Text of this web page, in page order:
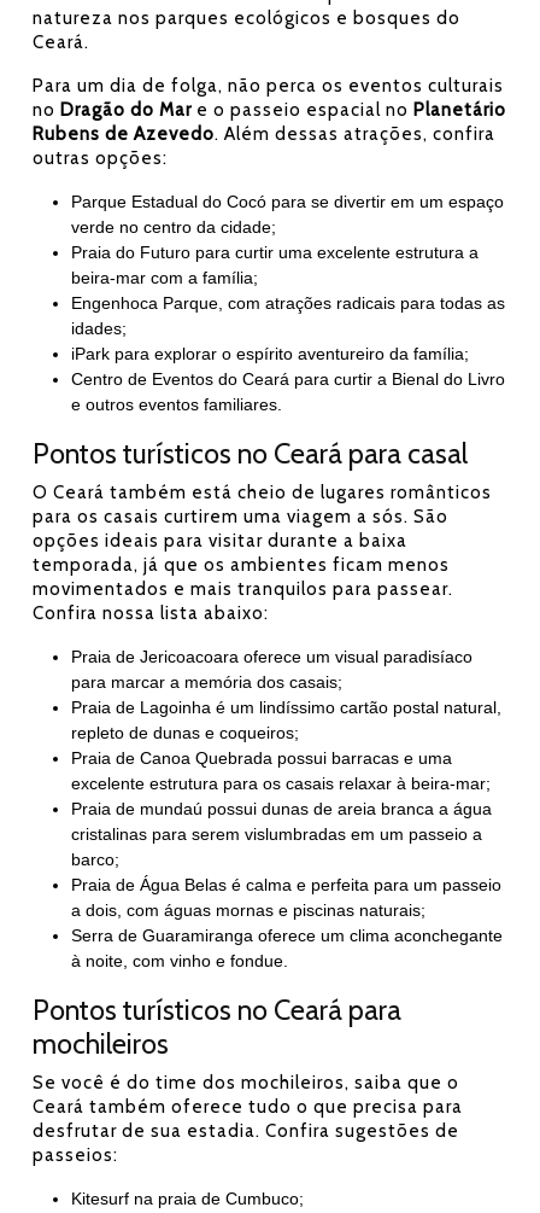
natureza nos parques ecológicos e bosques do
Ceará.
Para um dia de folga, não perca os eventos culturais
no Dragão do Mar e o passeio espacial no Planetário
Rubens de Azevedo. Além dessas atrações, confira
outras opções:
Parque Estadual do Cocó para se divertir em um espaço
verde no centro da cidade;
Praia do Futuro para curtir uma excelente estrutura a
beira-mar com a família;
Engenhoca Parque, com atrações radicais para todas as
idades;
iPark para explorar o espírito aventureiro da família;
Centro de Eventos do Ceará para curtir a Bienal do Livro
e outros eventos familiares.
Pontos turísticos no Ceará para casal
O Ceará também está cheio de lugares românticos
para os casais curtirem uma viagem a sós. São
opções ideais para visitar durante a baixa
temporada, já que os ambientes ficam menos
movimentados e mais tranquilos para passear.
Confira nossa lista abaixo:
Praia de Jericoacoara oferece um visual paradisíaco
para marcar a memória dos casais;
Praia de Lagoinha é um lindíssimo cartão postal natural,
repleto de dunas e coqueiros;
Praia de Canoa Quebrada possui barracas e uma
excelente estrutura para os casais relaxar à beira-mar;
Praia de mundaú possui dunas de areia branca a água
cristalinas para serem vislumbradas em um passeio a
barco;
Praia de Água Belas é calma e perfeita para um passeio
a dois, com águas mornas e piscinas naturais;
Serra de Guaramiranga oferece um clima aconchegante
à noite, com vinho e fondue.
Pontos turísticos no Ceará para
mochileiros
Se você é do time dos mochileiros, saiba que o
Ceará também oferece tudo o que precisa para
desfrutar de sua estadia. Confira sugestões de
passeios:
Kitesurf na praia de Cumbuco;